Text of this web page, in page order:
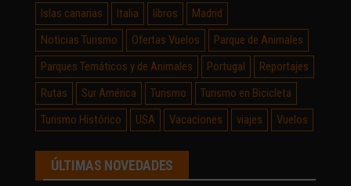
Islas canarias
Italia libros
Madrid
Noticias Turismo
Ofertas Vuelos
Parque de Animales
Parques Temáticos y de Animales
Portugal
Reportajes
Rutas
Sur América Turismo
Turismo en Bicicleta
Turismo Histórico
USA Vacaciones viajes Vuelos
ÚLTIMAS NOVEDADES